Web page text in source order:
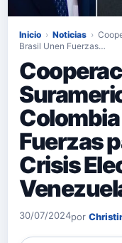
Inicio › Noticias ›
Brasil Unen Fuerzas…
Fuerzas
Crisis
30/07/2024por